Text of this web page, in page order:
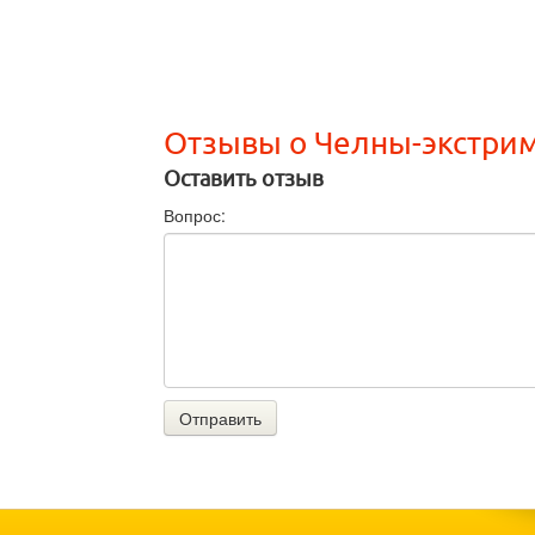
Отзывы о Челны-
Оставить отзыв
Вопрос:
Отправить